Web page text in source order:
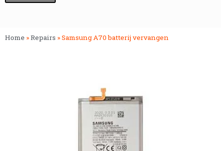
Home »Repairs »Samsung A70 batterij vervangen